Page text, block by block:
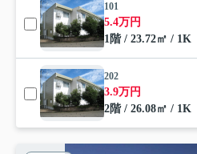
101
5.4万円
1階 / 23.72㎡ / 1K
202
3.9万円
2階 / 26.08㎡ / 1K